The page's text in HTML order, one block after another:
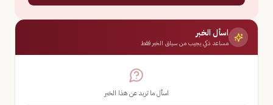
اسأل الخبر
مساعد ذكي يجيب من سياق الخبر فقط
اسأل ما تريد عن هذا الخبر